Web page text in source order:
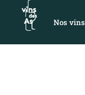
Nos vins